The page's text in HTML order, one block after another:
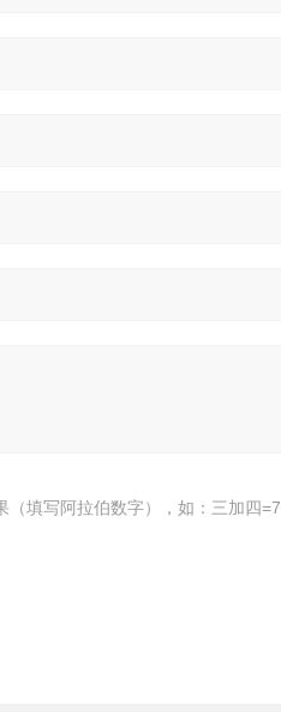
（填写阿拉伯数字），如：三加四=7